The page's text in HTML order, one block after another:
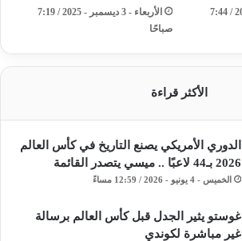
الأربعاء - 3 ديسمبر - 2025 / 7:44
الأربعاء - 3 ديسمبر - 2025 / 7:19
صباحًا
الأكثر قراءة
الدوري الأمريكي يصنع التاريخ في كأس العالم
2026 بـ44 لاعبًا .. ميسي يتصدر القائمة
الخميس - 4 يونيو - 2026 / 12:59 مساءً
غوستو يثير الجدل قبل كأس العالم برسالة
غير مباشرة لكوندي